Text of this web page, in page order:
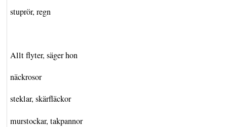
stuprör, regn
Allt flyter, säger hon
näckrosor
steklar, skärfläckor
murstockar, takpannor